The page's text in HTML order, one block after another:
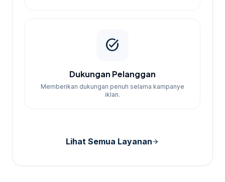
task_alt
Dukungan Pelanggan
Memberikan dukungan penuh selama kampanye
iklan.
Lihat Semua Layananarrow_forward